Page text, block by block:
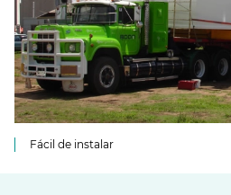
Fácil de instalar